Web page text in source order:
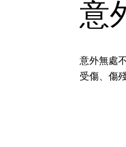
意
意外無處
受傷、傷